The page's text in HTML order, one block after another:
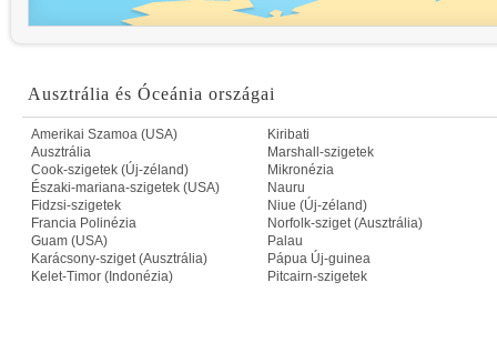
Ausztrália és Óceánia országai
Amerikai Szamoa (USA)
Ausztrália
Cook-szigetek (Új-zéland)
Északi-mariana-szigetek (USA)
Fidzsi-szigetek
Francia Polinézia
Guam (USA)
Karácsony-sziget (Ausztrália)
Kelet-Timor (Indonézia)
Kiribati
Marshall-szigetek
Mikronézia
Nauru
Niue (Új-zéland)
Norfolk-sziget (Ausztrália)
Palau
Pápua Új-guinea
Pitcairn-szigetek